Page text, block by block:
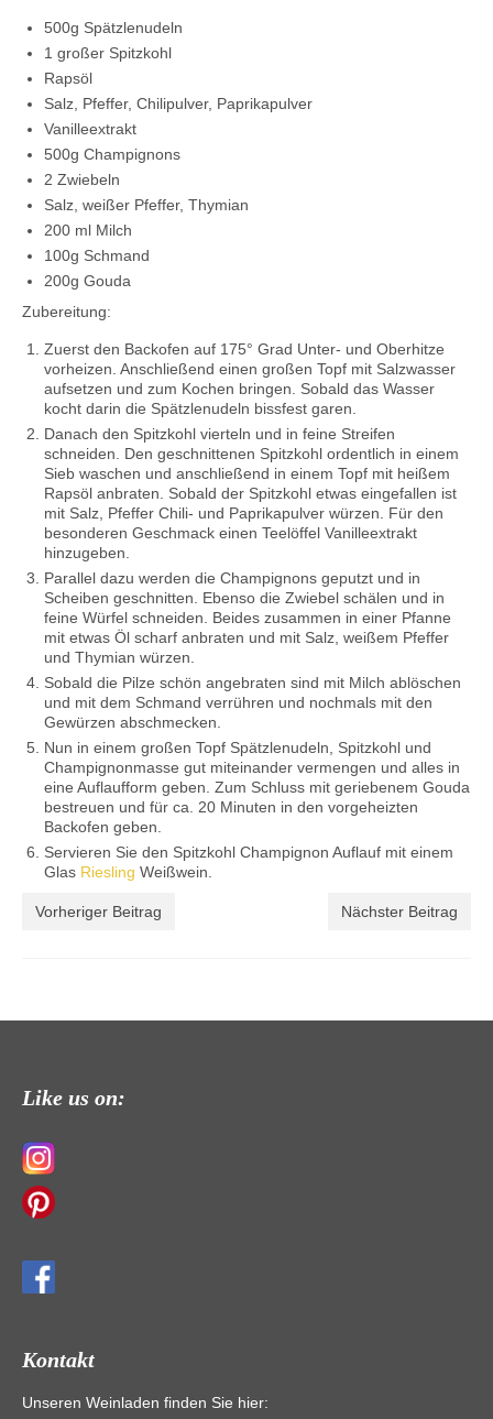
500g Spätzlenudeln
1 großer Spitzkohl
Rapsöl
Salz, Pfeffer, Chilipulver, Paprikapulver
Vanilleextrakt
500g Champignons
2 Zwiebeln
Salz, weißer Pfeffer, Thymian
200 ml Milch
100g Schmand
200g Gouda
Zubereitung:
Zuerst den Backofen auf 175° Grad Unter- und Oberhitze
vorheizen. Anschließend einen großen Topf mit Salzwasser
aufsetzen und zum Kochen bringen. Sobald das Wasser
kocht darin die Spätzlenudeln bissfest garen.
Danach den Spitzkohl vierteln und in feine Streifen
schneiden. Den geschnittenen Spitzkohl ordentlich in einem
Sieb waschen und anschließend in einem Topf mit heißem
Rapsöl anbraten. Sobald der Spitzkohl etwas eingefallen ist
mit Salz, Pfeffer Chili- und Paprikapulver würzen. Für den
besonderen Geschmack einen Teelöffel Vanilleextrakt
hinzugeben.
Parallel dazu werden die Champignons geputzt und in
Scheiben geschnitten. Ebenso die Zwiebel schälen und in
feine Würfel schneiden. Beides zusammen in einer Pfanne
mit etwas Öl scharf anbraten und mit Salz, weißem Pfeffer
und Thymian würzen.
Sobald die Pilze schön angebraten sind mit Milch ablöschen
und mit dem Schmand verrühren und nochmals mit den
Gewürzen abschmecken.
Nun in einem großen Topf Spätzlenudeln, Spitzkohl und
Champignonmasse gut miteinander vermengen und alles in
eine Auflaufform geben. Zum Schluss mit geriebenem Gouda
bestreuen und für ca. 20 Minuten in den vorgeheizten
Backofen geben.
Servieren Sie den Spitzkohl Champignon Auflauf mit einem
Glas Riesling Weißwein.
Vorheriger Beitrag Nächster Beitrag
Like us on:
Kontakt
Unseren Weinladen finden Sie hier: